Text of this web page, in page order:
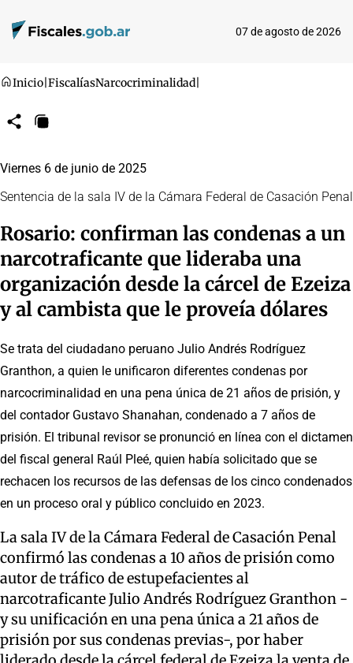
07 de agosto de 2026
Inicio FiscalíasNarcocriminalidad
CompartirCopiar
Viernes 6 de junio de 2025
Sentencia de la sala IV de la Cámara Federal de Casación Penal
Rosario: confirman las condenas a un
narcotraficante que lideraba una
organización desde la cárcel de Ezeiza
y al cambista que le proveía dólares
Se trata del ciudadano peruano Julio Andrés Rodríguez
Granthon, a quien le unificaron diferentes condenas por
narcocriminalidad en una pena única de 21 años de prisión, y
del contador Gustavo Shanahan, condenado a 7 años de
prisión. El tribunal revisor se pronunció en línea con el dictamen
del fiscal general Raúl Pleé, quien había solicitado que se
rechacen los recursos de las defensas de los cinco condenados
en un proceso oral y público concluido en 2023.
La sala IV de la Cámara Federal de Casación Penal
confirmó las condenas a 10 años de prisión como
autor de tráfico de estupefacientes al
narcotraficante Julio Andrés Rodríguez Granthon -
y su unificación en una pena única a 21 años de
prisión por sus condenas previas-, por haber